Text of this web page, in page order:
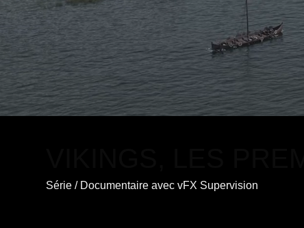
Série / Documentaire avecvFX Supervision